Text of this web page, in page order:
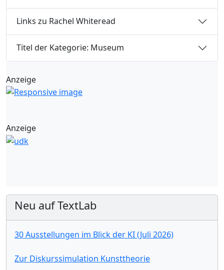
Links zu Rachel Whiteread
Titel der Kategorie: Museum
Anzeige
Anzeige
Neu auf TextLab
30 Ausstellungen im Blick der KI (Juli 2026)
Zur Diskurssimulation Kunsttheorie